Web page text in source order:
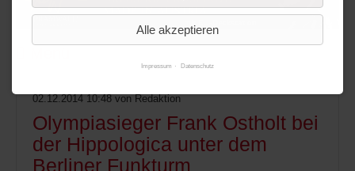
02.12.2014 10:48 von Redaktion
Olympiasieger Frank Ostholt bei
der Hippologica unter dem
Berliner Funkturm
Alle akzeptieren
Impressum Datenschutz